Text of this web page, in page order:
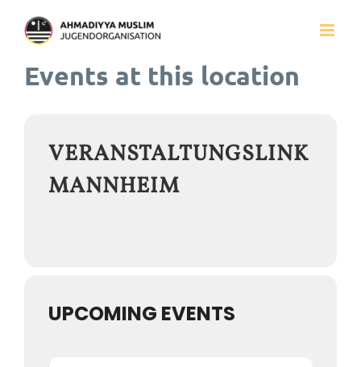
Inhalt
springenEvents at this location
VERANSTALTUNGSLINK
MANNHEIM
UPCOMING EVENTS